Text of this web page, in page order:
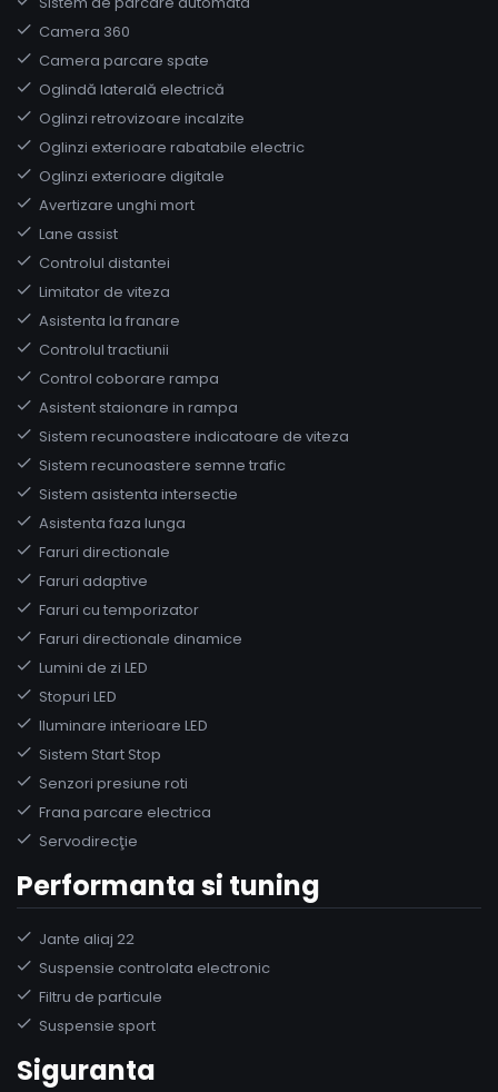
Camera 360
Camera parcare spate
Oglindă laterală electrică
Oglinzi retrovizoare incalzite
Oglinzi exterioare rabatabile electric
Oglinzi exterioare digitale
Avertizare unghi mort
Lane assist
Controlul distantei
Limitator de viteza
Asistenta la franare
Controlul tractiunii
Control coborare rampa
Asistent staionare in rampa
Sistem recunoastere indicatoare de viteza
Sistem recunoastere semne trafic
Sistem asistenta intersectie
Asistenta faza lunga
Faruri directionale
Faruri adaptive
Faruri cu temporizator
Faruri directionale dinamice
Lumini de zi LED
Stopuri LED
Iluminare interioare LED
Sistem Start Stop
Senzori presiune roti
Frana parcare electrica
Servodirecţie
Performanta si tuning
Jante aliaj 22
Suspensie controlata electronic
Filtru de particule
Suspensie sport
Siguranta